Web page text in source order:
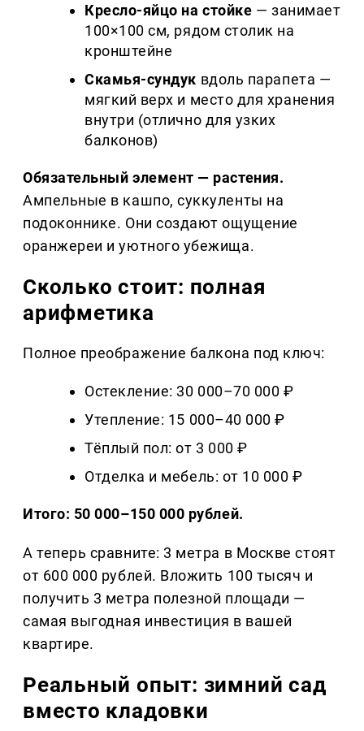
Кресло-яйцо на стойке — занимает
100×100 см, рядом столик на
кронштейне
Скамья-сундук вдоль парапета —
мягкий верх и место для хранения
внутри (отлично для узких
балконов)
Обязательный элемент — растения.
Ампельные в кашпо, суккуленты на
подоконнике. Они создают ощущение
оранжереи и уютного убежища.
Сколько стоит: полная
арифметика
Полное преображение балкона под ключ:
Остекление: 30 000–70 000 ₽
Утепление: 15 000–40 000 ₽
Тёплый пол: от 3 000 ₽
Отделка и мебель: от 10 000 ₽
Итого: 50 000–150 000 рублей.
А теперь сравните: 3 метра в Москве стоят
от 600 000 рублей. Вложить 100 тысяч и
получить 3 метра полезной площади —
самая выгодная инвестиция в вашей
квартире.
Реальный опыт: зимний сад
вместо кладовки